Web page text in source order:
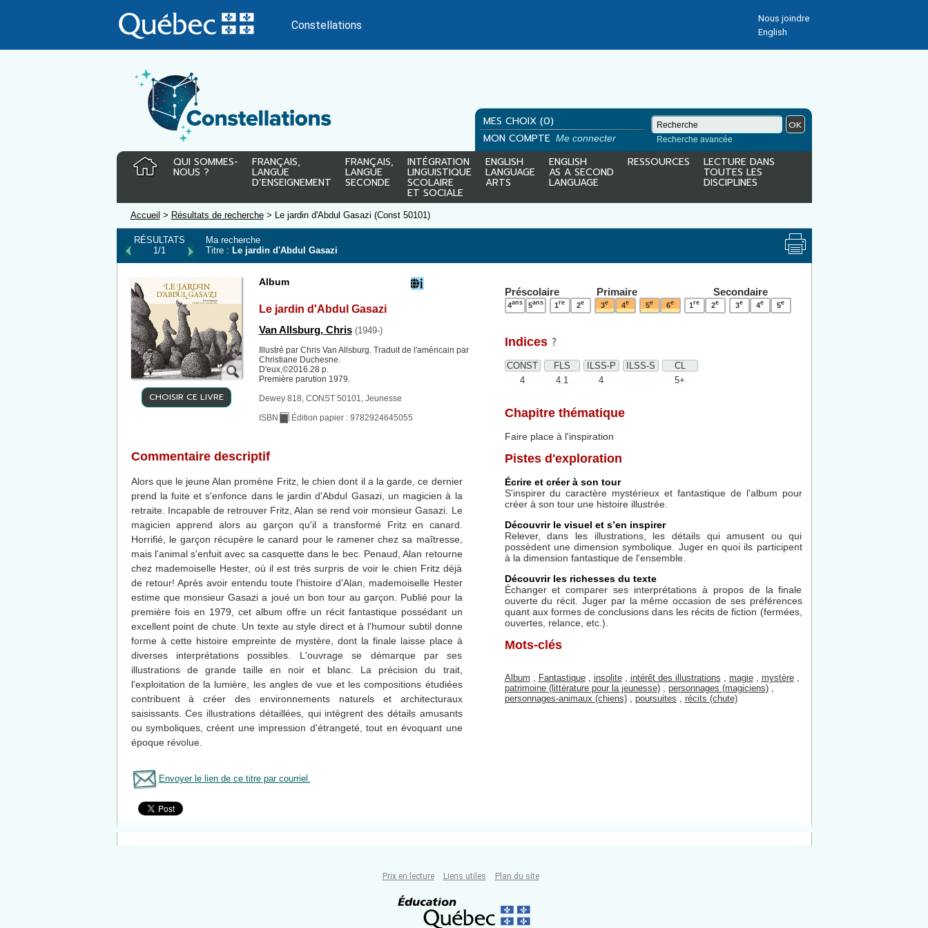
au
contenu
Constellations
Nous joindre
English
MES CHOIX (0)
MON COMPTEMe connecter
OK
Recherche avancée
QUI SOMMES-
NOUS ?
FRANÇAIS,
LANGUE
D’ENSEIGNEMENT
FRANÇAIS,
LANGUE
SECONDE
INTÉGRATION
LINGUISTIQUE
SCOLAIRE
ET SOCIALE
ENGLISH
LANGUAGE
ARTS
ENGLISH
AS A SECOND
LANGUAGE
RESSOURCES LECTURE DANS
TOUTES LES
DISCIPLINES
Accueil > Résultats de recherche> Le jardin d'Abdul Gasazi (Const 50101)
RÉSULTATS
1/1
Ma recherche
Titre : Le jardin d'Abdul Gasazi
CHOISIR CE LIVRE
Album
Le jardin d'Abdul Gasazi
Van Allsburg, Chris (1949-)
Illustré par Chris Van Allsburg. Traduit de l'américain par
Christiane Duchesne.
D'eux,©2016.28 p.
Première parution 1979.
Dewey 818, CONST 50101, Jeunesse
ISBN Édition papier : 9782924645055
Préscolaire Primaire Secondaire
4ans 5ans 1re 2e 3e 4e 5e 6e 1re 2e 3e 4e 5e
Indices
CONST FLS ILSS-P ILSS-S
CL
4
4.1 4 5+
Chapitre thématique
Faire place à l'inspiration
Pistes d'exploration
Écrire et créer à son tour
S'inspirer du caractère mystérieux et fantastique de l'album pour
créer à son tour une histoire illustrée.
Découvrir le visuel et s’en inspirer
Relever, dans les illustrations, les détails qui amusent ou qui
possèdent une dimension symbolique. Juger en quoi ils participent
à la dimension fantastique de l'ensemble.
Découvrir les richesses du texte
Échanger et comparer ses interprétations à propos de la finale
ouverte du récit. Juger par la même occasion de ses préférences
quant aux formes de conclusions dans les récits de fiction (fermées,
ouvertes, relance, etc.).
Mots-clés
Album , Fantastique, insolite, intérêt des illustrations , magie, mystère,
patrimoine (littérature pour la jeunesse), personnages (magiciens),
personnages-animaux (chiens), poursuites , récits (chute)
Commentaire descriptif
Alors que le jeune Alan promène Fritz, le chien dont il a la garde, ce dernier
prend la fuite et s'enfonce dans le jardin d'Abdul Gasazi, un magicien à la
retraite. Incapable de retrouver Fritz, Alan se rend voir monsieur Gasazi. Le
magicien apprend alors au garçon qu'il a transformé Fritz en canard.
Horrifié, le garçon récupère le canard pour le ramener chez sa maîtresse,
mais l'animal s'enfuit avec sa casquette dans le bec. Penaud, Alan retourne
chez mademoiselle Hester, où il est très surpris de voir le chien Fritz déjà
de retour! Après avoir entendu toute l'histoire d’Alan, mademoiselle Hester
estime que monsieur Gasazi a joué un bon tour au garçon. Publié pour la
première fois en 1979, cet album offre un récit fantastique possédant un
excellent point de chute. Un texte au style direct et à l'humour subtil donne
forme à cette histoire empreinte de mystère, dont la finale laisse place à
diverses interprétations possibles. L'ouvrage se démarque par ses
illustrations de grande taille en noir et blanc. La précision du trait,
l'exploitation de la lumière, les angles de vue et les compositions étudiées
contribuent à créer des environnements naturels et architecturaux
saisissants. Ces illustrations détaillées, qui intègrent des détails amusants
ou symboliques, créent une impression d'étrangeté, tout en évoquant une
époque révolue.
Envoyer le lien de ce titre par courriel.
Prix en lecture Liens utiles Plan du site